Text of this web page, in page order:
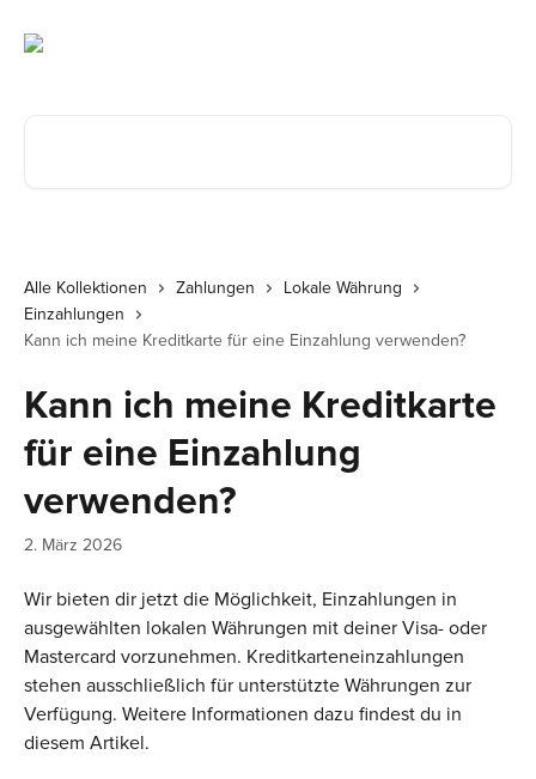
Alle Kollektionen Zahlungen
Lokale Währung
Einzahlungen
Kann ich meine Kreditkarte für eine Einzahlung verwenden?
Kann ich meine Kreditkarte
für eine Einzahlung
verwenden?
2. März 2026
Wir bieten dir jetzt die Möglichkeit, Einzahlungen in
ausgewählten lokalen Währungen mit deiner Visa- oder
Mastercard vorzunehmen. Kreditkarteneinzahlungen
stehen ausschließlich für unterstützte Währungen zur
Verfügung. Weitere Informationen dazu findest du in
diesem Artikel.